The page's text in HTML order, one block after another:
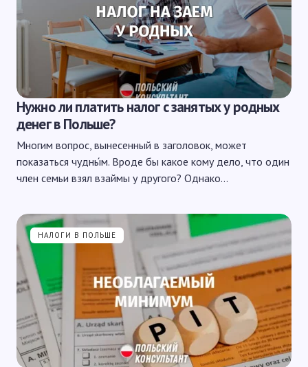
Нужно ли платить налог с занятых у родных
денег в Польше?
Многим вопрос, вынесенный в заголовок, может
показаться чудны́м. Вроде бы какое кому дело, что один
член семьи взял взаймы у другого? Однако…
НАЛОГИ В ПОЛЬШЕ